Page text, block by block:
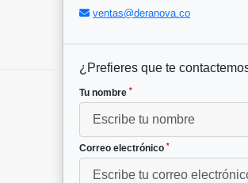
ventas@deranova.co
¿Prefieres que te
Tu nombre *
Correo electrónico *